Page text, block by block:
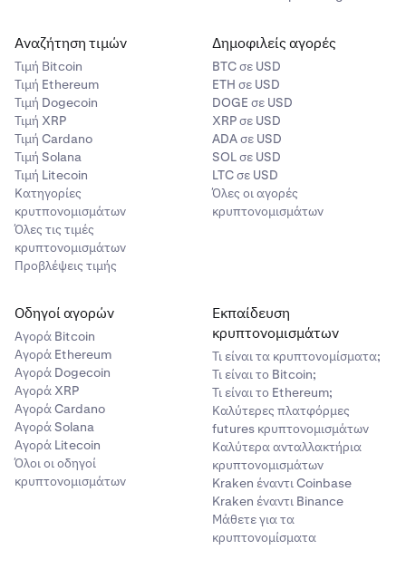
Αναζήτηση τιμών
Τιμή Βitcoin
Τιμή Ethereum
Τιμή Dogecoin
Τιμή XRP
Τιμή Cardano
Τιμή Solana
Τιμή Litecoin
Κατηγορίες
κρυτπονομισμάτων
Όλες τις τιμές
κρυπτονομισμάτων
Προβλέψεις τιμής
Δημοφιλείς αγορές
BTC σε USD
ETH σε USD
DOGE σε USD
XRP σε USD
ADA σε USD
SOL σε USD
LTC σε USD
Όλες οι αγορές
κρυπτονομισμάτων
Οδηγοί αγορών
Αγορά Bitcoin
Αγορά Ethereum
Αγορά Dogecoin
Αγορά XRP
Αγορά Cardano
Αγορά Solana
Αγορά Litecoin
Όλοι οι οδηγοί
κρυπτονομισμάτων
Εκπαίδευση
κρυπτονομισμάτων
Τι είναι τα κρυπτονομίσματα;
Τι είναι το Bitcoin;
Τι είναι το Ethereum;
Καλύτερες πλατφόρμες
futures κρυπτονομισμάτων
Καλύτερα ανταλλακτήρια
κρυπτονομισμάτων
Kraken έναντι Coinbase
Kraken έναντι Binance
Μάθετε για τα
κρυπτονομίσματα